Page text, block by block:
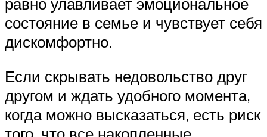
состояние в семье и чувствует себя
дискомфортно.
Если скрывать недовольство друг
другом и ждать удобного момента,
когда можно высказаться, есть риск
того, что все накопленные